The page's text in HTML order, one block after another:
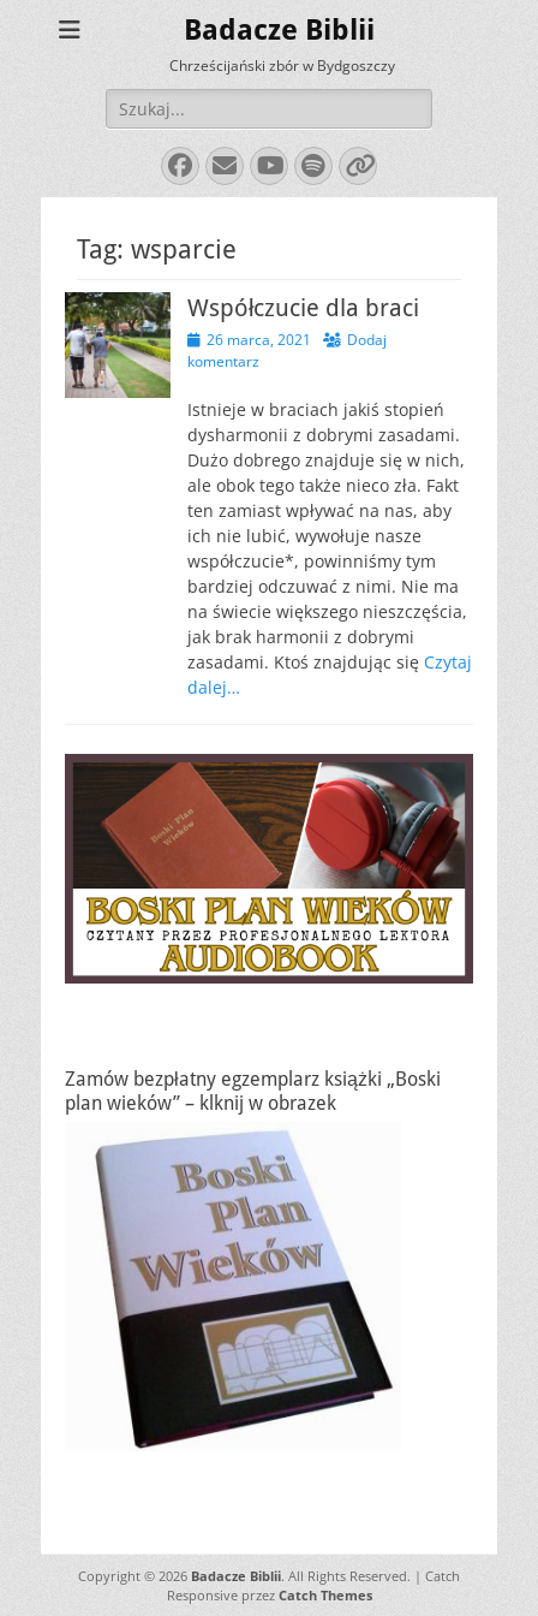
Badacze Biblii
Chrześcijański zbór w Bydgoszczy
Szukaj:
Facebook
E-
mail
YouTube
Spotify
Link
Tag: wsparcie
Współczucie dla braci
Opublikowano
26 marca, 2021
Dodaj
komentarz
Istnieje w braciach jakiś stopień
dysharmonii z dobrymi zasadami.
Dużo dobrego znajduje się w nich,
ale obok tego także nieco zła. Fakt
ten zamiast wpływać na nas, aby
ich nie lubić, wywołuje nasze
współczucie*, powinniśmy tym
bardziej odczuwać z nimi. Nie ma
na świecie większego nieszczęścia,
jak brak harmonii z dobrymi
zasadami. Ktoś znajdując się Czytaj
dalej…
Zamów bezpłatny egzemplarz książki „Boski
plan wieków” – klknij w obrazek
Copyright © 2026 Badacze Biblii. All Rights Reserved. | Catch
Responsive przez Catch Themes